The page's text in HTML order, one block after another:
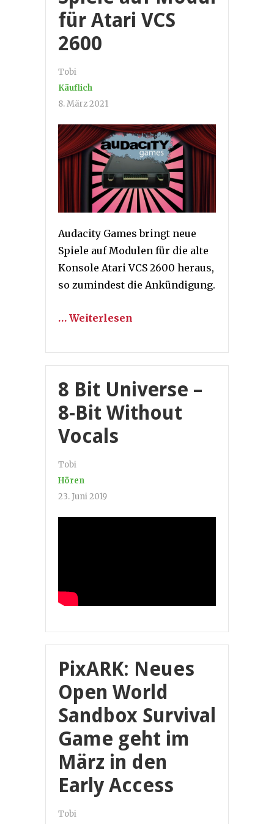
für Atari VCS
2600
Tobi
Käuflich
8. März 2021
Audacity Games bringt neue
Spiele auf Modulen für die alte
Konsole Atari VCS 2600 heraus,
so zumindest die Ankündigung.
… Weiterlesen
8 Bit Universe –
8-Bit Without
Vocals
Tobi
Hören
23. Juni 2019
PixARK: Neues
Open World
Sandbox Survival
Game geht im
März in den
Early Access
Tobi